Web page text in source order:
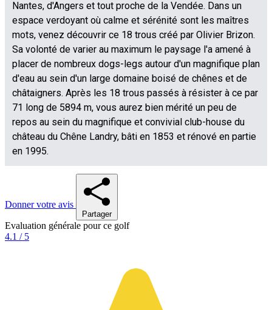
Donner votre avis
Partager
Evaluation générale pour ce golf
4.1 / 5